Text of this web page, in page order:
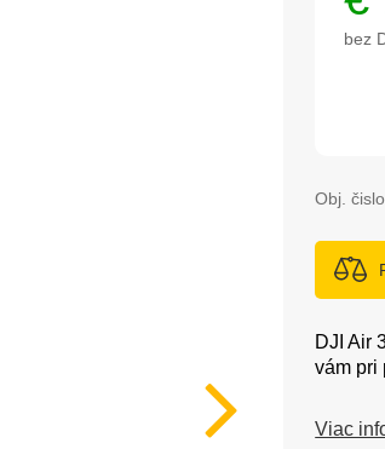
bez
Obj.
DJI Air
vám pri
Viac